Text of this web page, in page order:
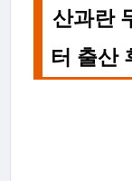
산과란
터 출산